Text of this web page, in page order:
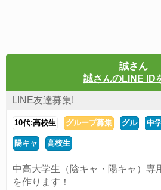
誠さん
誠さんのLINE ID
LINE友達募集!
10代:高校生 グループ募集 グル 中
陽キャ 高校生
中高大学生（陰キャ・陽キャ）専
を作ります！